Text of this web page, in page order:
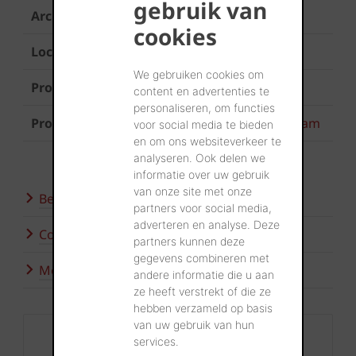
gebruik van
cookies
We gebruiken cookies om
content en advertenties te
personaliseren, om functies
voor social media te bieden
en om ons websiteverkeer te
analyseren. Ook delen we
informatie over uw gebruik
van onze site met onze
partners voor social media,
adverteren en analyse. Deze
partners kunnen deze
gegevens combineren met
andere informatie die u aan
ze heeft verstrekt of die ze
hebben verzameld op basis
van uw gebruik van hun
services.
Architect ONZE architecten
Locatie Zulte
Product gevel Terca Linaqua Viola
Product klinker Oud Hollands Oud Veendam
Bezoek onze showroom
Contacteer ons
Meer inspiratie
Contact